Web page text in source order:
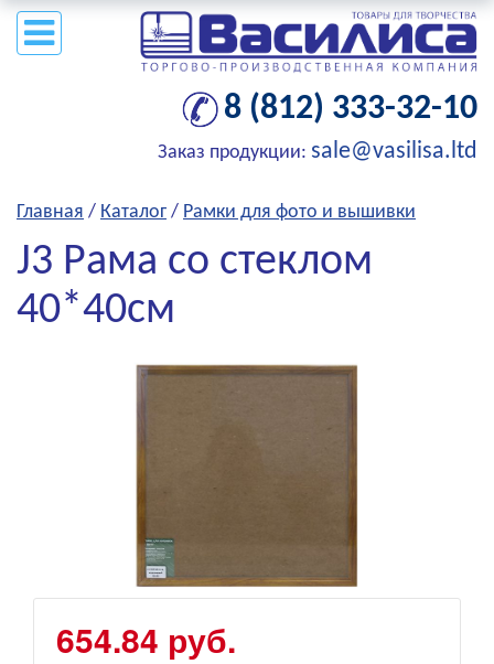
8 (812) 333-32-10
Заказ продукции: sale@vasilisa.ltd
Главная / Каталог / Рамки для фото и вышивки
J3 Рама со стеклом
40*40см
654.84 руб.